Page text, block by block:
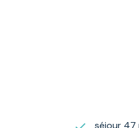
séjour 47